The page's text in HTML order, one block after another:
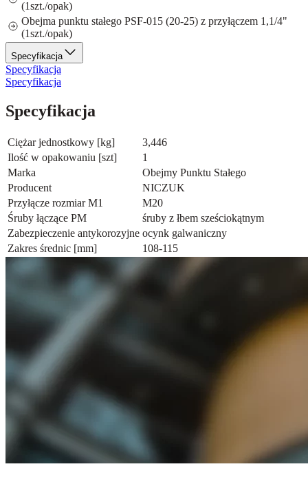
(1szt./opak)
Obejma punktu stałego PSF-015 (20-25) z przyłączem 1,1/4"
(1szt./opak)
Specyfikacja
Specyfikacja
Specyfikacja
Specyfikacja
Ciężar jednostkowy [kg]
3,446
Ilość w opakowaniu [szt]
1
Marka
Obejmy Punktu Stałego
Producent
NICZUK
Przyłącze rozmiar M1
M20
Śruby łączące PM
śruby z łbem sześciokątnym
Zabezpieczenie antykorozyjne ocynk galwaniczny
Zakres średnic [mm]
108-115